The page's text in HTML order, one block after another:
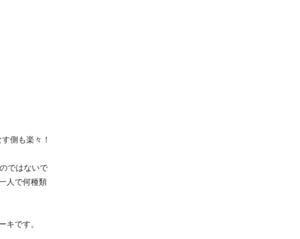
側も楽々！
ではないで
人で何種類
キです。